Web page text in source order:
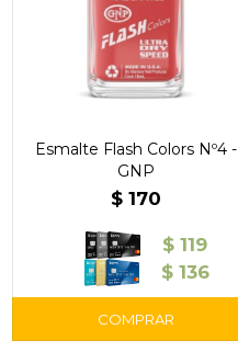
Esmalte Flash Colors Nº4 -
GNP
$ 170
$ 119
$ 136